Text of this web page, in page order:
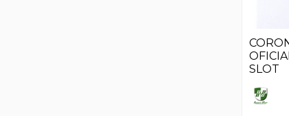
SLOT